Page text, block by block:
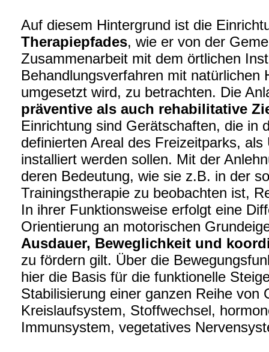
Auf diesem Hintergrund ist die
Therapiepfades, wie er von der
Zusammenarbeit mit dem örtlichen
Behandlungsverfahren mit natürlichen
umgesetzt wird, zu betrachten. Die
präventive als auch rehabilitative
Einrichtung sind Gerätschaften, die in
definierten Areal des Freizeitparks,
installiert werden sollen. Mit der
deren Bedeutung, wie sie z.B. in der
Trainingstherapie zu beobachten ist,
In ihrer Funktionsweise erfolgt eine
Orientierung an motorischen
Ausdauer, Beweglichkeit und
zu fördern gilt. Über die
hier die Basis für die funktionelle
Stabilisierung einer ganzen Reihe von
Kreislaufsystem, Stoffwechsel,
Immunsystem, vegetatives